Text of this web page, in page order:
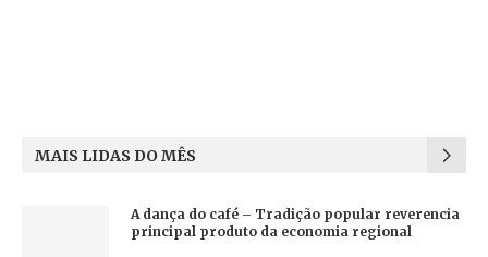
MAIS LIDAS DO MÊS
A dança do café – Tradição popular reverencia
principal produto da economia regional